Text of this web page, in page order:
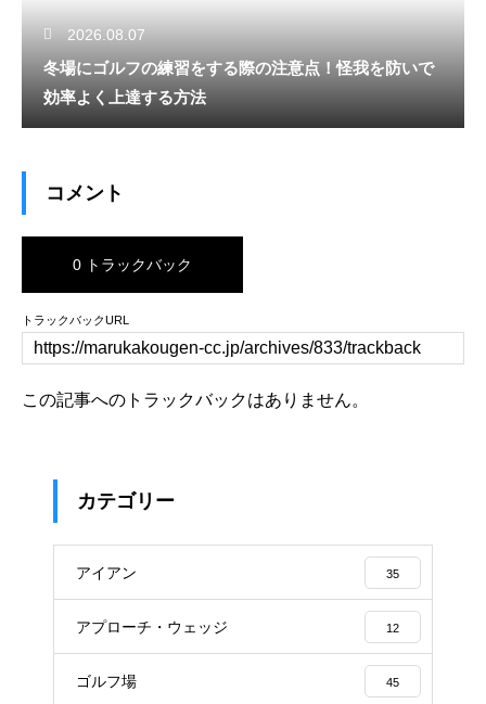
2026.08.07
冬場にゴルフの練習をする際の注意点！怪我を防いで
効率よく上達する方法
コメント
0 トラックバック
トラックバックURL
この記事へのトラックバックはありません。
カテゴリー
アイアン 35
アプローチ・ウェッジ 12
ゴルフ場 45